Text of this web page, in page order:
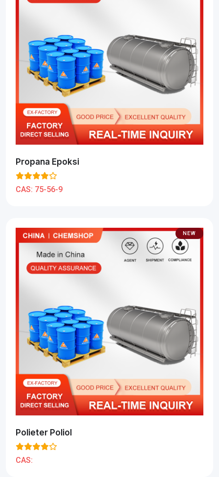
Propana Epoksi
CAS: 75-56-9
NEW
Polieter Poliol
CAS: